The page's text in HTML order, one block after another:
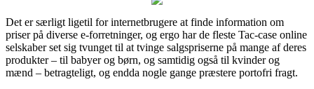
Det er særligt ligetil for internetbrugere at finde information om
priser på diverse e-forretninger, og ergo har de fleste Tac-case online
selskaber set sig tvunget til at tvinge salgspriserne på mange af deres
produkter – til babyer og børn, og samtidig også til kvinder og
mænd – betragteligt, og endda nogle gange præstere portofri fragt.